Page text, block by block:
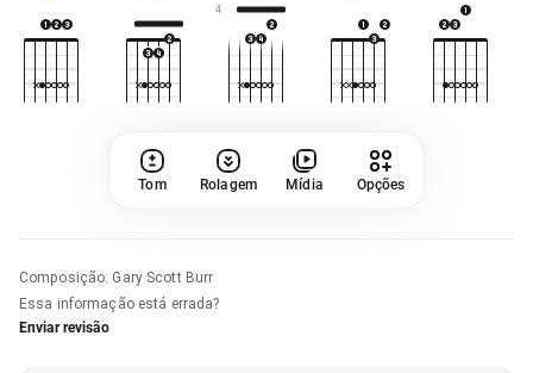
4
Tom Rolagem Mídia Opções
Composição: Gary Scott Burr
Essa informação está errada?
Enviar revisão